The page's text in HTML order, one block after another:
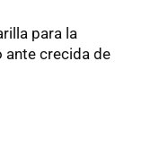
para la
ante crecida de